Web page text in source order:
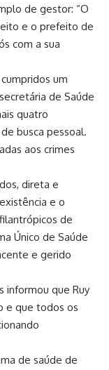
de gestor: “O
e o prefeito de
com a sua
um
de Saúde
quatro
busca pessoal.
aos crimes
direta e
e o
de
Único de Saúde
e gerido
informou que Ruy
e que todos os
de saúde de